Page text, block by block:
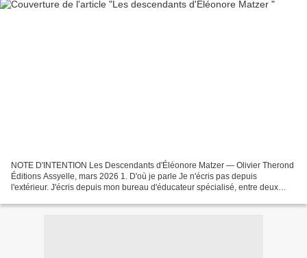
NOTE D'INTENTION Les Descendants d'Éléonore Matzer — Olivier Therond
Éditions Assyelle, mars 2026 1. D'où je parle Je n'écris pas depuis
l'extérieur. J'écris depuis mon bureau d'éducateur spécialisé, entre deux